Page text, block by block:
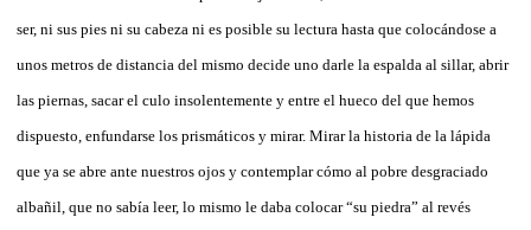
ser, ni sus pies ni su cabeza ni es posible su lectura hasta que colocándose a
unos metros de distancia del mismo decide uno darle la espalda al sillar, abrir
las piernas, sacar el culo insolentemente y entre el hueco del que hemos
dispuesto, enfundarse los prismáticos y mirar. Mirar la historia de la lápida
que ya se abre ante nuestros ojos y contemplar cómo al pobre desgraciado
albañil, que no sabía leer, lo mismo le daba colocar “su piedra” al revés